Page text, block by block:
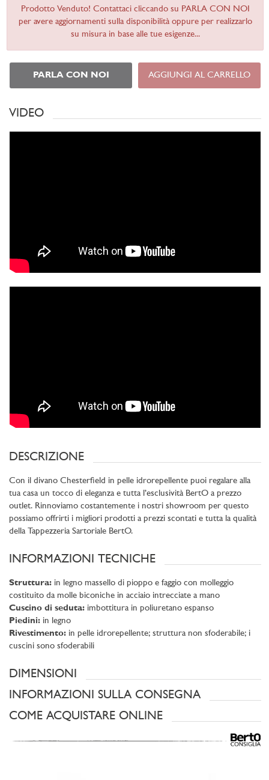
Prodotto Venduto! Contattaci cliccando su PARLA CON NOI
per avere aggiornamenti sulla disponibilità oppure per realizzarlo
su misura in base alle tue esigenze...
PARLA CON NOI AGGIUNGI AL CARRELLO
VIDEO
DESCRIZIONE
Con il divano Chesterfield in pelle idrorepellente puoi regalare alla
tua casa un tocco di eleganza e tutta l’esclusività BertO a prezzo
outlet. Rinnoviamo costantemente i nostri showroom per questo
possiamo offrirti i migliori prodotti a prezzi scontati e tutta la qualità
della Tappezzeria Sartoriale BertO.
INFORMAZIONI TECNICHE
Struttura: in legno massello di pioppo e faggio con molleggio
costituito da molle biconiche in acciaio intrecciate a mano
Cuscino di seduta: imbottitura in poliuretano espanso
Piedini: in legno
Rivestimento: in pelle idrorepellente; struttura non sfoderabile; i
cuscini sono sfoderabili
DIMENSIONI
INFORMAZIONI SULLA CONSEGNA
COME ACQUISTARE ONLINE